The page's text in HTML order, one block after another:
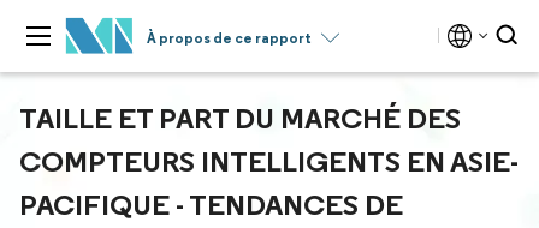
À propos de ce rapport
TAILLE ET PART DU MARCHÉ DES
COMPTEURS INTELLIGENTS EN ASIE-
PACIFIQUE - TENDANCES DE